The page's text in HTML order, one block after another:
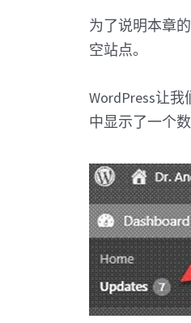
为了说明本章
空站点。
WordPress让
中显示了一个